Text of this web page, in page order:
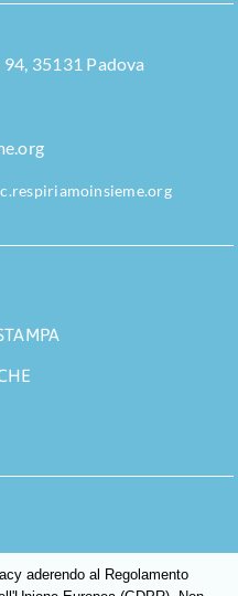
35131 Padova
aderendo al Regolamento